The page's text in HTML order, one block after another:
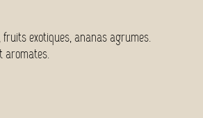
exotiques, ananas agrumes.
aromates.